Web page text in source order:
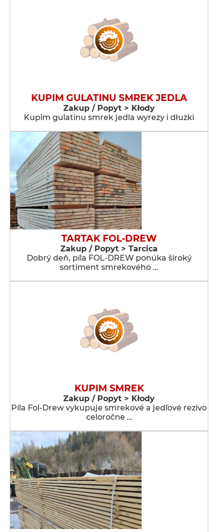
KUPIM GULATINU SMREK JEDLA
Zakup / Popyt > Kłody
Kupim gulatinu smrek jedla wyrezy i dłużki
TARTAK FOL-DREW
Zakup / Popyt > Tarcica
Dobrý deň, píla FOL-DREW ponúka široký
sortiment smrekového …
KUPIM SMREK
Zakup / Popyt > Kłody
Píla Fol-Drew vykupuje smrekové a jedľové rezivo
celoročne …